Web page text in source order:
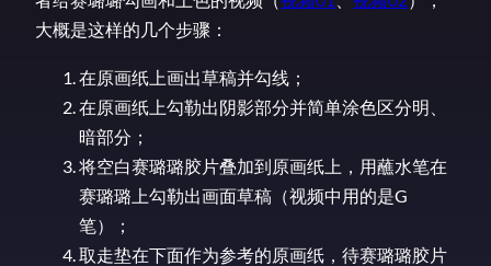
大概是这样的几个步骤：
在原画纸上画出草稿并勾线；
在原画纸上勾勒出阴影部分并简单涂色区分明、
暗部分；
将空白赛璐璐胶片叠加到原画纸上，用蘸水笔在
赛璐璐上勾勒出画面草稿（视频中用的是G
笔）；
取走垫在下面作为参考的原画纸，待赛璐璐胶片